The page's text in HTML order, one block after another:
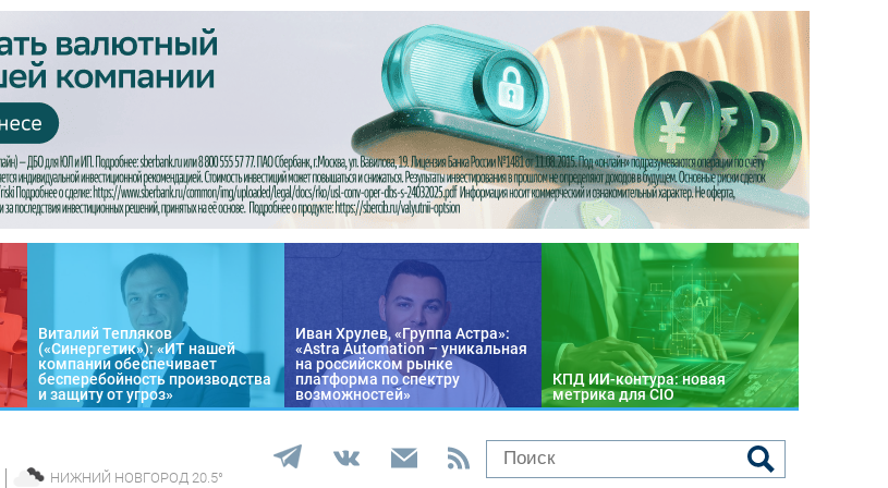
Виталий Тепляков
(«Синергетик»): «ИТ нашей
компании обеспечивает
бесперебойность производства
и защиту от угроз»
Иван Хрулев, «Группа Астра»:
«Astra Automation – уникальная
на российском рынке
платформа по спектру
возможностей»
КПД ИИ-контура: новая
метрика для CIO
НИЖНИЙ НОВГОРОД 20.5°